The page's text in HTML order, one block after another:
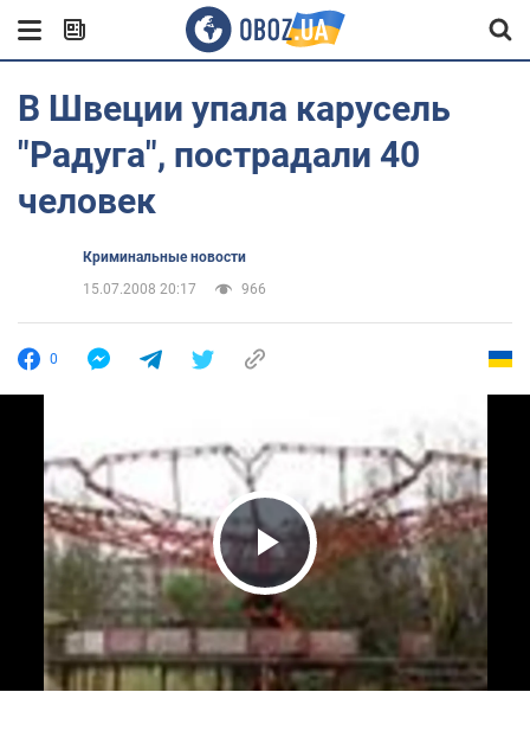
В Швеции упала карусель
"Радуга", пострадали 40
человек
Криминальные новости
15.07.2008 20:17
966
0
Play Video